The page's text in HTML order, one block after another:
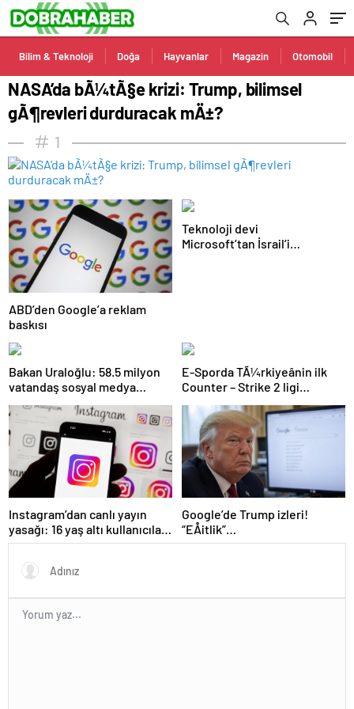
Bilim & Teknoloji Doğa Hayvanlar Magazin Otomobil
NASA’da bÃ¼tÃ§e krizi: Trump, bilimsel
gÃ¶revleri durduracak mÄ±?
1
ABD’den Google’a reklam
baskısı
Teknoloji devi
Microsoft’tan İsrail’i
Bakan Uraloğlu: 58.5 milyon
vatandaş sosyal medya
kullanıyor
E-Sporda TÃ¼rkiyeânin ilk
Counter – Strike 2 ligi
kurulacak
Instagram’dan canlı yayın
yasağı: 16 yaş altı kullanıcılar
için yeni kurallar açıklandı
Google’de Trump izleri!
“EÅitlik”
ilkesiÂ rafaÂ kaldÄ±rÄ±lÄ±yor,